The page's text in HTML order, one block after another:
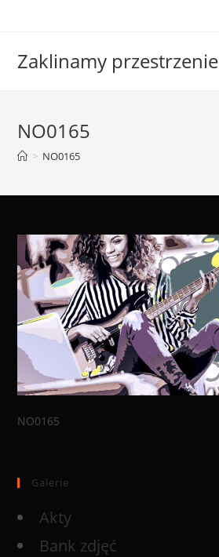
Zaklinamy przestrzenie
NO0165
> NO0165
NO0165
Galerie
Akty
Bank zdjęć